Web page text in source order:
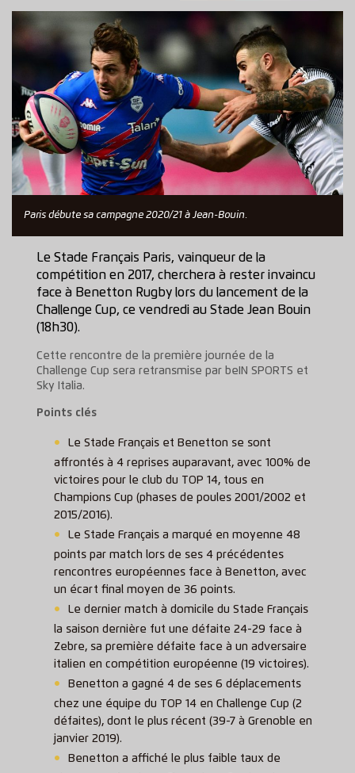
Paris débute sa campagne 2020/21 à Jean-Bouin.
Le Stade Français Paris, vainqueur de la
compétition en 2017, cherchera à rester invaincu
face à Benetton Rugby lors du lancement de la
Challenge Cup, ce vendredi au Stade Jean Bouin
(18h30).
Cette rencontre de la première journée de la
Challenge Cup sera retransmise par beIN SPORTS et
Sky Italia.
Points clés
Le Stade Français et Benetton se sont
affrontés à 4 reprises auparavant, avec 100% de
victoires pour le club du TOP 14, tous en
Champions Cup (phases de poules 2001/2002 et
2015/2016).
Le Stade Français a marqué en moyenne 48
points par match lors de ses 4 précédentes
rencontres européennes face à Benetton, avec
un écart final moyen de 36 points.
Le dernier match à domicile du Stade Français
la saison dernière fut une défaite 24-29 face à
Zebre, sa première défaite face à un adversaire
italien en compétition européenne (19 victoires).
Benetton a gagné 4 de ses 6 déplacements
chez une équipe du TOP 14 en Challenge Cup (2
défaites), dont le plus récent (39-7 à Grenoble en
janvier 2019).
Benetton a affiché le plus faible taux de